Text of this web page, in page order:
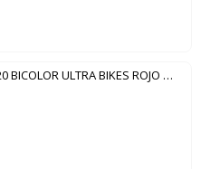
BICICLETA ARO 20 BICOLOR ULTRA BIKES ROJO | BLANCO